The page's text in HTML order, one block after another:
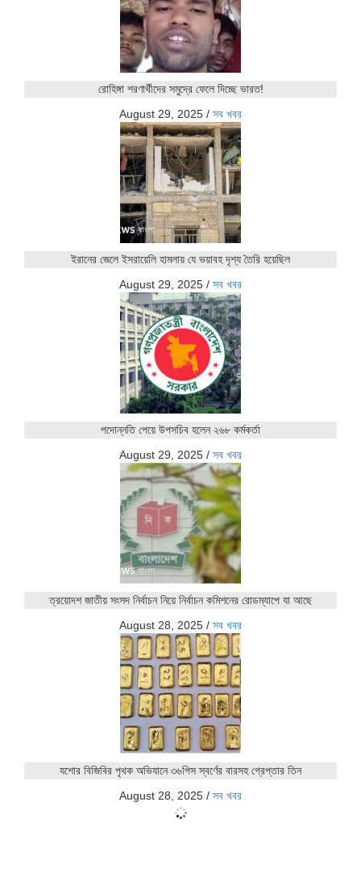
রোহিঙ্গা শরণার্থীদের সমুদ্রে ফেলে দিচ্ছে ভারত!
August 29, 2025 / সব খবর
ইরানের জেলে ইসরায়েলি হামলায় যে ভয়াবহ দৃশ্য তৈরি হয়েছিল
August 29, 2025 / সব খবর
পদোন্নতি পেয়ে উপসচিব হলেন ২৬৮ কর্মকর্তা
August 29, 2025 / সব খবর
ত্রয়োদশ জাতীয় সংসদ নির্বাচন নিয়ে নির্বাচন কমিশনের রোডম্যাপে যা আছে
August 28, 2025 / সব খবর
যশোর বিজিবির পৃথক অভিযানে ৩৬পিস স্বর্ণের বারসহ গ্রেপ্তার তিন
August 28, 2025 / সব খবর